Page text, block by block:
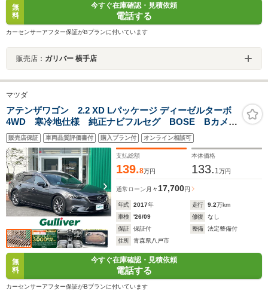
無
料
今すぐ在庫確認・見積依頼
電話する
カーセンサーアフター保証がBプランに付いています
販売店： ガリバー 横手店
マツダ
アテンザワゴン 2.2 XD Lパッケージ ディーゼルターボ
4WD 寒冷地仕様 純正ナビフルセグ BOSE Bカメ
ラ 黒革シート 前席パワーシート 前後席シートヒー
タ ハンドルヒーター 衝突軽減ブレーキ 追従クルコ
ン BSM 車線逸脱警報 LEDライト 社外車高調
販売店保証 車両品質評価書付 購入プラン付 オンライン相談可
支払総額
139.8万円
本体価格
133. 1万円
通常ローン 月々 17,700円
年式 2017年 走行 9.2万km
車検
'26/09 修復
なし
保証
保証付 整備
法定整備付
住所
青森県八戸市
無
料
今すぐ在庫確認・見積依頼
電話する
カーセンサーアフター保証がBプランに付いています